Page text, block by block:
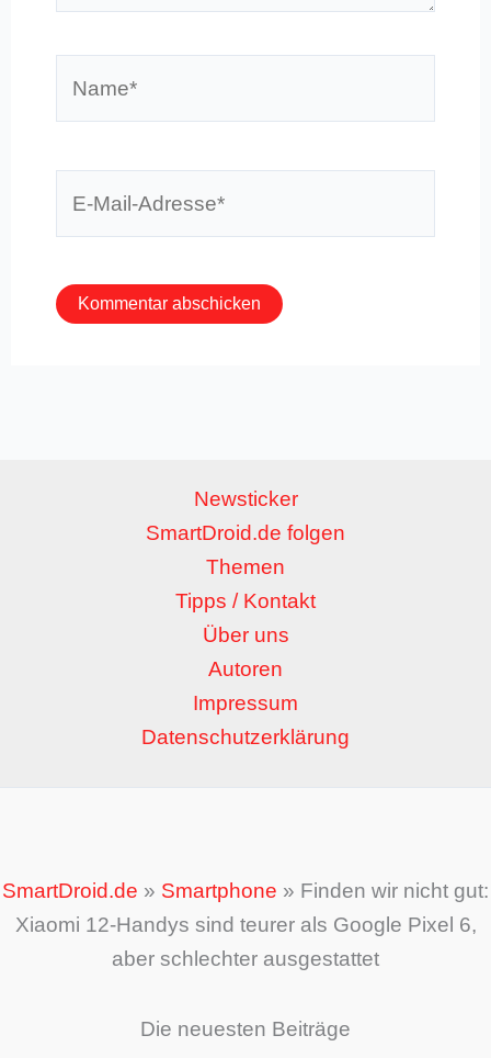
Newsticker
SmartDroid.de folgen
Themen
Tipps / Kontakt
Über uns
Autoren
Impressum
Datenschutzerklärung
SmartDroid.de » Smartphone » Finden wir nicht gut:
Xiaomi 12-Handys sind teurer als Google Pixel 6,
aber schlechter ausgestattet
Die neuesten Beiträge